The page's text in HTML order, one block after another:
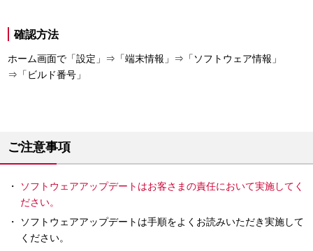
確認方法
ホーム画面で「設定」⇒「端末情報」⇒「ソフトウェア情報」
⇒「ビルド番号」
ご注意事項
ソフトウェアアップデートはお客さまの責任において実施してく
ださい。
ソフトウェアアップデートは手順をよくお読みいただき実施して
ください。